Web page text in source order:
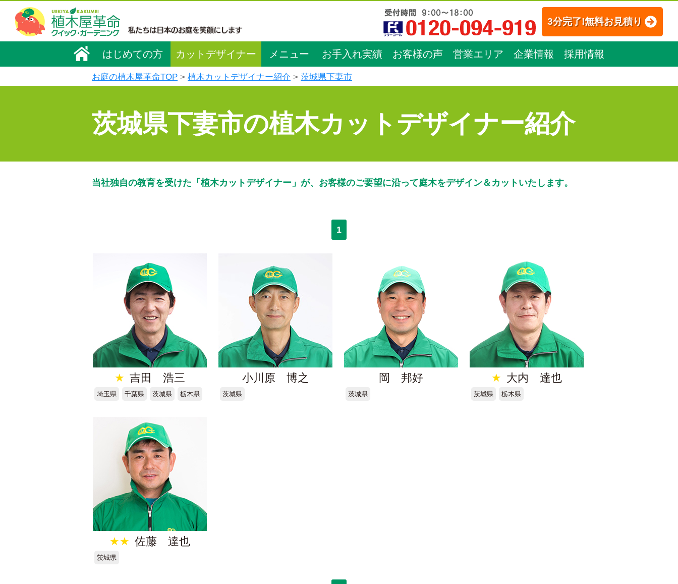
3分完了!無料お見積り
はじめての方 カットデザイナー メニュー お手入れ実績 お客様の声 営業エリア 企業情報 採用情報
お庭の植木屋革命TOP 植木カットデザイナー紹介 茨城県下妻市
茨城県下妻市の植木カットデザイナー紹介
当社独自の教育を受けた「植木カットデザイナー」が、お客様のご要望に沿って庭木をデザイン＆カットいたします。
1
★ 吉田 浩三
埼玉県 千葉県 茨城県 栃木県
小川原 博之
茨城県
岡 邦好
茨城県
★ 大内 達也
茨城県 栃木県
★★ 佐藤 達也
茨城県